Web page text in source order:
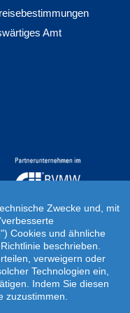
Amt
abgestimmt!
wir Ihnen gern ein
ERSTELLEN
Zwecke und, mit
Cookies und ähnliche
beschrieben.
verweigern oder
Technologien ein,
Indem Sie diesen
zuzustimmen.